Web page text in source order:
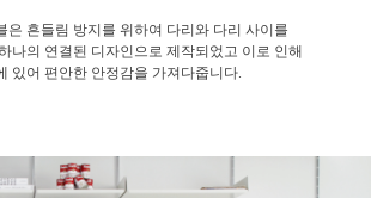
은 흔들림 방지를 위하여 다리와 다리 사이를
나의 연결된 디자인으로 제작되었고 이로 인해
있어 편안한 안정감을 가져다줍니다.